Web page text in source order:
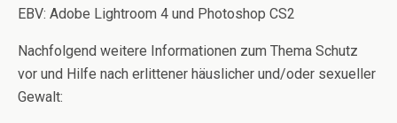
EBV: Adobe Lightroom 4 und Photoshop CS2
Nachfolgend weitere Informationen zum Thema Schutz
vor und Hilfe nach erlittener häuslicher und/oder sexueller
Gewalt: